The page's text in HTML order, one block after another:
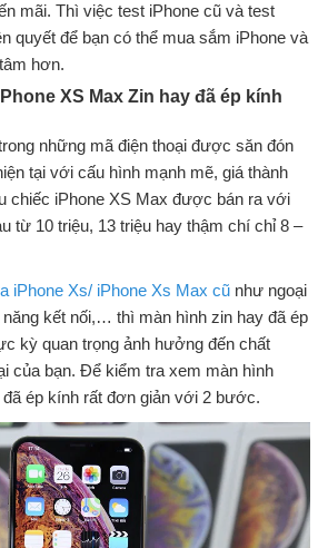
mãi. Thì việc test iPhone cũ và test
quyết để bạn có thể mua sắm iPhone và
hơn.
XS Max Zin hay đã ép kính
những mã điện thoại được săn đón
tại với cấu hình mạnh mẽ, giá thành
chiếc iPhone XS Max được bán ra với
từ 10 triệu, 13 triệu hay thậm chí chỉ 8 –
iPhone Xs/ iPhone Xs Max cũnhư ngoại
kết nối,… thì màn hình zin hay đã ép
kỳ quan trọng ảnh hưởng đến chất
của bạn. Để kiểm tra xem màn hình
ép kính rất đơn giản với 2 bước.